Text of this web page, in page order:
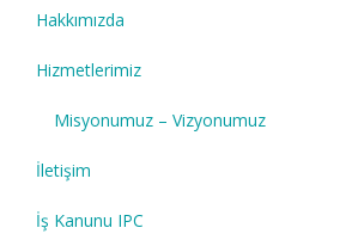
Hakkımızda
Hizmetlerimiz
Misyonumuz – Vizyonumuz
İletişim
İş Kanunu IPC